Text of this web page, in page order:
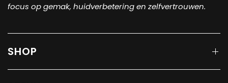
focus op gemak, huidverbetering en zelfvertrouwen.
SHOP